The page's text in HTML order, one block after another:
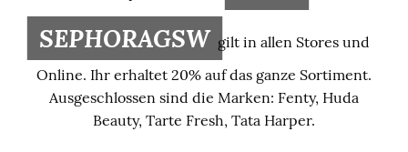
SEPHORAGSW gilt in allen Stores und
Online. Ihr erhaltet 20% auf das ganze Sortiment.
Ausgeschlossen sind die Marken: Fenty, Huda
Beauty, Tarte Fresh, Tata Harper.